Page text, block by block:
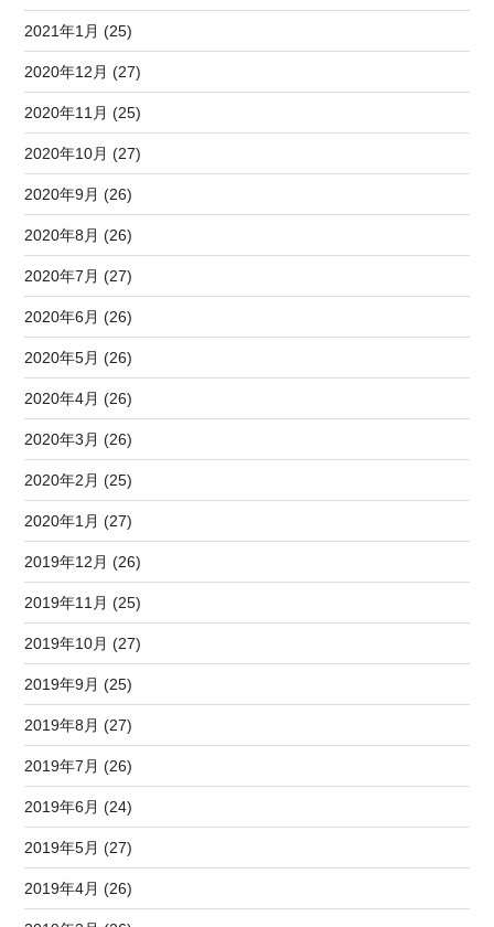
2021年1月 (25)
2020年12月 (27)
2020年11月 (25)
2020年10月 (27)
2020年9月 (26)
2020年8月 (26)
2020年7月 (27)
2020年6月 (26)
2020年5月 (26)
2020年4月 (26)
2020年3月 (26)
2020年2月 (25)
2020年1月 (27)
2019年12月 (26)
2019年11月 (25)
2019年10月 (27)
2019年9月 (25)
2019年8月 (27)
2019年7月 (26)
2019年6月 (24)
2019年5月 (27)
2019年4月 (26)